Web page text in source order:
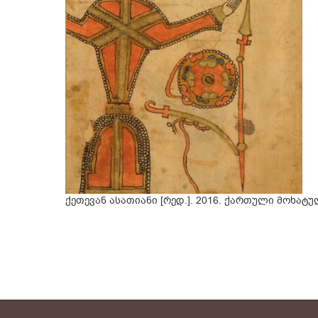
ქეთევან ასათიანი [რედ.]. 2016. ქართული